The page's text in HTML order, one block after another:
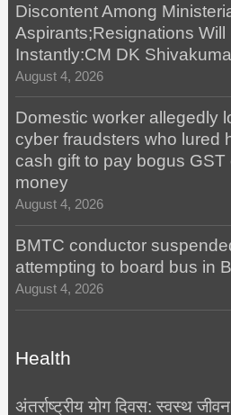
Discontent Among
Aspirants;Resignations Will
Instantly:CM DK
August 4, 2026
Domestic worker allegedly
cyber fraudsters who lured
cash gift to pay bogus
money
August 4, 2026
BMTC conductor
attempting to board bus in
August 4, 2026
Health
अंतर्राष्ट्रीय योग दिवस: स्वस्थ